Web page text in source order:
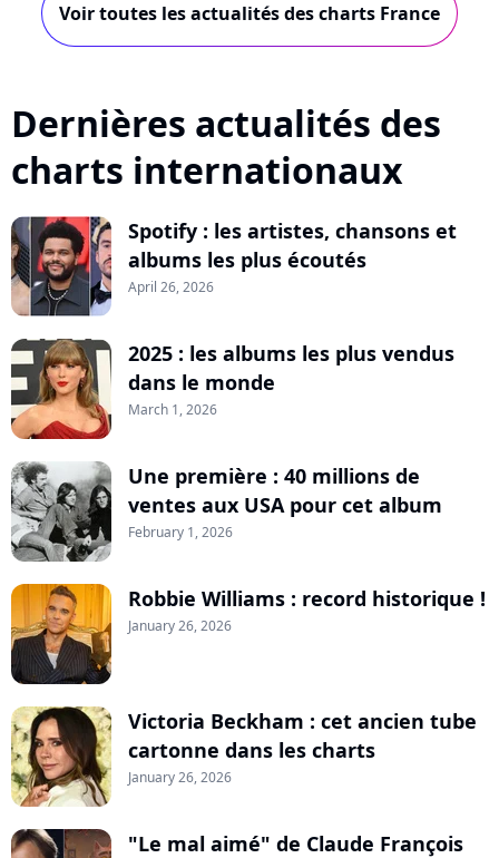
Voir toutes les actualités des charts France
Dernières actualités des
charts internationaux
Spotify : les artistes, chansons et
albums les plus écoutés
April 26, 2026
2025 : les albums les plus vendus
dans le monde
March 1, 2026
Une première : 40 millions de
ventes aux USA pour cet album
February 1, 2026
Robbie Williams : record historique !
January 26, 2026
Victoria Beckham : cet ancien tube
cartonne dans les charts
January 26, 2026
"Le mal aimé" de Claude François